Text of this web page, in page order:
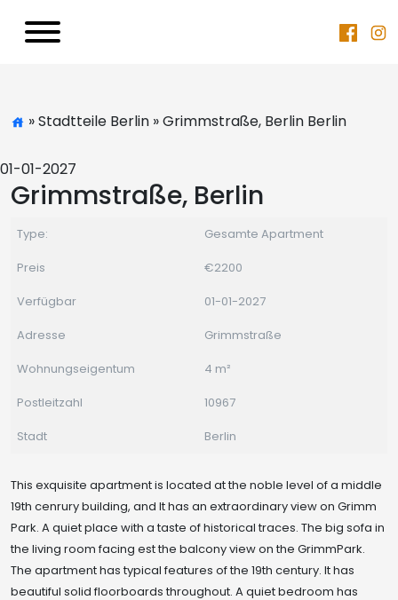
» Stadtteile Berlin » Grimmstraße, Berlin Berlin
01-01-2027
Grimmstraße, Berlin
Type:
Gesamte Apartment
Preis
€2200
Verfügbar
01-01-2027
Adresse
Grimmstraße
Wohnungseigentum
4 m²
Postleitzahl
10967
Stadt
Berlin
This exquisite apartment is located at the noble level of a middle
19th cenrury building, and It has an extraordinary view on Grimm
Park. A quiet place with a taste of historical traces. The big sofa in
the living room facing est the balcony view on the GrimmPark.
The apartment has typical features of the 19th century. It has
beautiful solid floorboards throughout. A quiet bedroom has